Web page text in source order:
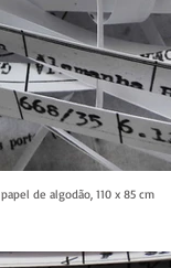
de algodão, 110 x 85 cm